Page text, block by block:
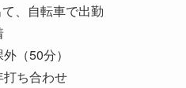
、自転車で出勤
（50分）
ち合わせ